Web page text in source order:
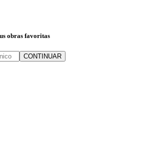
obras favoritas
CONTINUAR